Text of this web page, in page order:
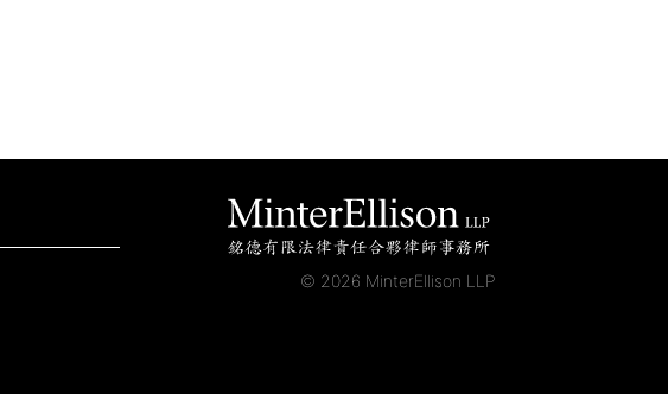
© 2026 MinterEllison LLP